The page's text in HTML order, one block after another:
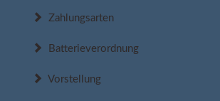
Zahlungsarten
Batterieverordnung
Vorstellung